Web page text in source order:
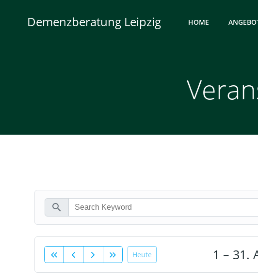
springenDemenzberatung Leipzig HOME
search
Heute 1 – 31.